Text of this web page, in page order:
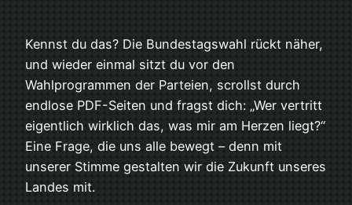
Kennst du das? Die Bundestagswahl rückt näher,
und wieder einmal sitzt du vor den
Wahlprogrammen der Parteien, scrollst durch
endlose PDF-Seiten und fragst dich: „Wer vertritt
eigentlich wirklich das, was mir am Herzen liegt?“
Eine Frage, die uns alle bewegt – denn mit
unserer Stimme gestalten wir die Zukunft unseres
Landes mit.